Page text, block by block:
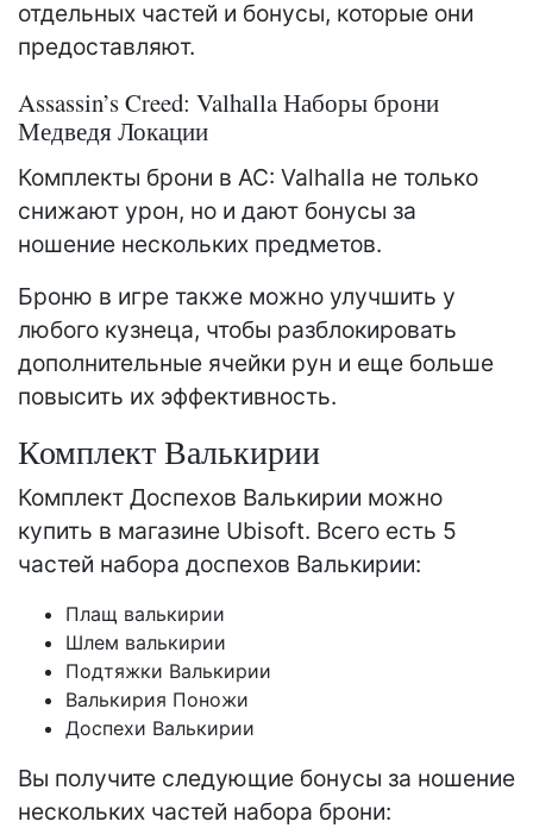
отдельных частей и бонусы, которые они
предоставляют.
Assassin’s Creed: Valhalla Наборы брони
Медведя Локации
Комплекты брони в AC: Valhalla не только
снижают урон, но и дают бонусы за
ношение нескольких предметов.
Броню в игре также можно улучшить у
любого кузнеца, чтобы разблокировать
дополнительные ячейки рун и еще больше
повысить их эффективность.
Комплект Валькирии
Комплект Доспехов Валькирии можно
купить в магазине Ubisoft. Всего есть 5
частей набора доспехов Валькирии:
Плащ валькирии
Шлем валькирии
Подтяжки Валькирии
Валькирия Поножи
Доспехи Валькирии
Вы получите следующие бонусы за ношение
нескольких частей набора брони: